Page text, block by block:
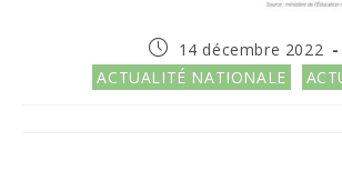
Publication
publiée :
14 décembre 2022
Post
category:
ACTUALITÉ NATIONALE